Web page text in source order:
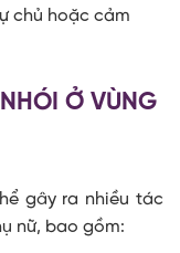
chủ hoặc cảm
Ở VÙNG
gây ra nhiều tác
nữ, bao gồm: